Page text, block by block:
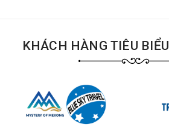
KHÁCH HÀNG TIÊU